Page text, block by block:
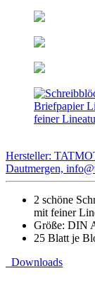
Hersteller:
Dautmergen,
2 schöne
mit feiner
Größe: DIN
25 Blatt je
Downloads